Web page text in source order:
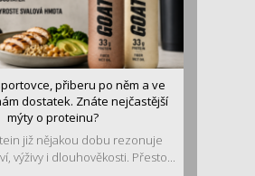
přiberu po něm a ve
dostatek. Znáte nejčastější
mýty o proteinu?
již nějakou dobu rezonuje
výživy i dlouhověkosti. Přesto...